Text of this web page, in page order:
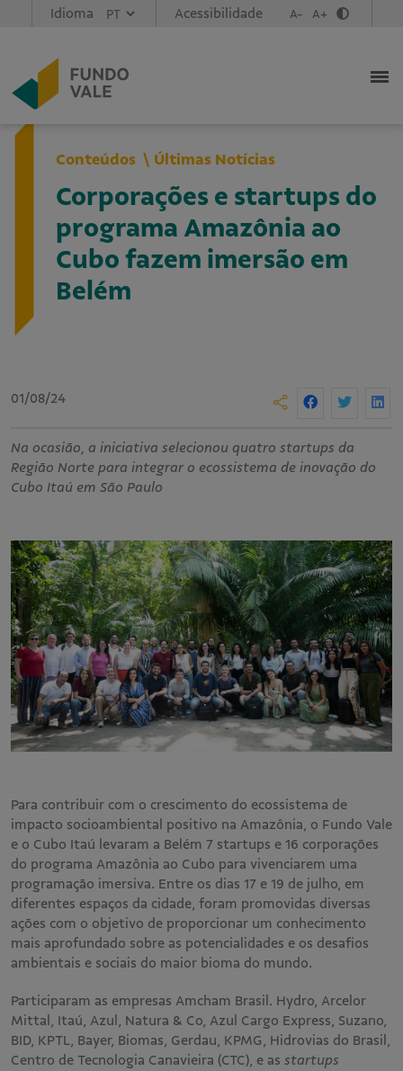
Idioma Acessibilidade A- A+
Conteúdos Últimas Notícias
Corporações e startups do
programa Amazônia ao
Cubo fazem imersão em
Belém
01/08/24
Na ocasião, a iniciativa selecionou quatro startups da
Região Norte para integrar o ecossistema de inovação do
Cubo Itaú em São Paulo
Para contribuir com o crescimento do ecossistema de
impacto socioambiental positivo na Amazônia, o Fundo Vale
e o Cubo Itaú levaram a Belém 7 startups e 16 corporações
do programa Amazônia ao Cubo para vivenciarem uma
programação imersiva. Entre os dias 17 e 19 de julho, em
diferentes espaços da cidade, foram promovidas diversas
ações com o objetivo de proporcionar um conhecimento
mais aprofundado sobre as potencialidades e os desafios
ambientais e sociais do maior bioma do mundo.
Participaram as empresas Amcham Brasil. Hydro, Arcelor
Mittal, Itaú, Azul, Natura & Co, Azul Cargo Express, Suzano,
BID, KPTL, Bayer, Biomas, Gerdau, KPMG, Hidrovias do Brasil,
Centro de Tecnologia Canavieira (CTC), e as startups